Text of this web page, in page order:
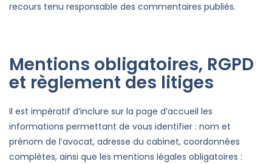
recours tenu responsable des commentaires publiés.
Mentions obligatoires, RGPD
et règlement des litiges
Il est impératif d’inclure sur la page d’accueil les
informations permettant de vous identifier : nom et
prénom de l’avocat, adresse du cabinet, coordonnées
complètes, ainsi que les mentions légales obligatoires :